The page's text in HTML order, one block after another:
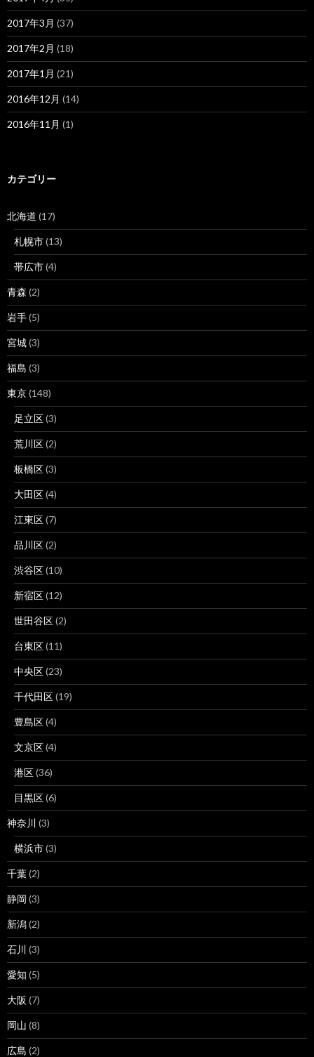
2017年3月 (37)
2017年2月 (18)
2017年1月 (21)
2016年12月 (14)
2016年11月 (1)
カテゴリー
北海道 (17)
札幌市(13)
帯広市(4)
青森 (2)
岩手(5)
宮城(3)
福島 (3)
東京(148)
足立区(3)
荒川区(2)
板橋区(3)
大田区(4)
江東区(7)
品川区(2)
渋谷区(10)
新宿区(12)
世田谷区(2)
台東区(11)
中央区(23)
千代田区(19)
豊島区(4)
文京区(4)
港区(36)
目黒区(6)
神奈川 (3)
横浜市(3)
千葉(2)
静岡 (3)
新潟(2)
石川 (3)
愛知 (5)
大阪 (7)
岡山 (8)
広島 (2)